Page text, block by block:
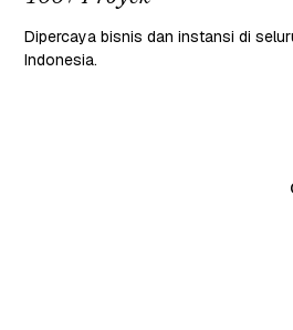
Dipercaya bisnis dan instansi di
Indonesia.